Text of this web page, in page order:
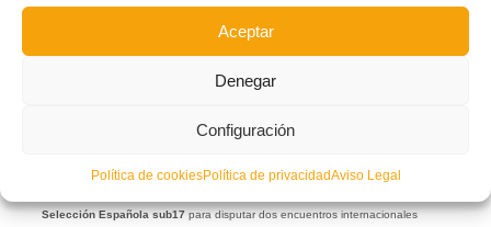
Aceptar
Denegar
Configuración
Política de cookiesPolítica de privacidadAviso Legal
Selección Española sub17para disputar dos encuentros internacionales